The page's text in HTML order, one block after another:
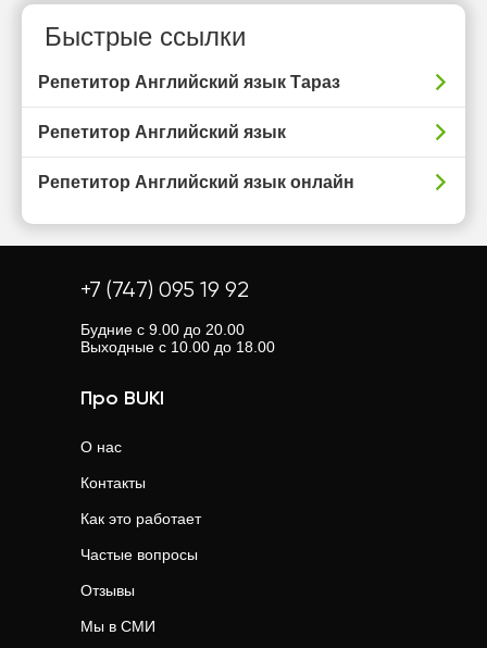
Быстрые ссылки
Репетитор Английский язык Тараз
Репетитор Английский язык
Репетитор Английский язык онлайн
+7 (747) 095 19 92
Будние с 9.00 до 20.00
Выходные с 10.00 до 18.00
Про BUKI
О нас
Контакты
Как это работает
Частые вопросы
Отзывы
Мы в СМИ